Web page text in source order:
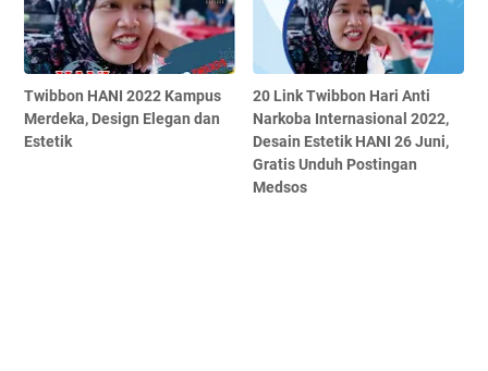
Twibbon HANI 2022 Kampus
Merdeka, Design Elegan dan
Estetik
20 Link Twibbon Hari Anti
Narkoba Internasional 2022,
Desain Estetik HANI 26 Juni,
Gratis Unduh Postingan
Medsos